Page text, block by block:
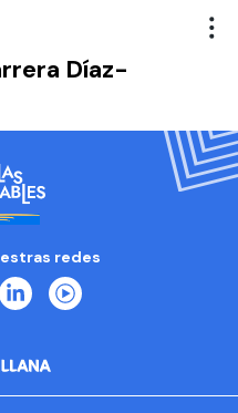
Díaz-
redes